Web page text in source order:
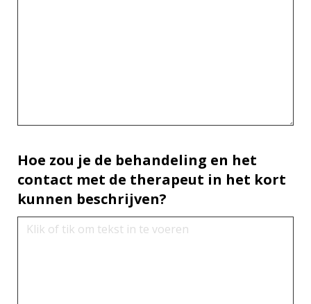
Hoe zou je de behandeling en het
contact met de therapeut in het kort
kunnen beschrijven?